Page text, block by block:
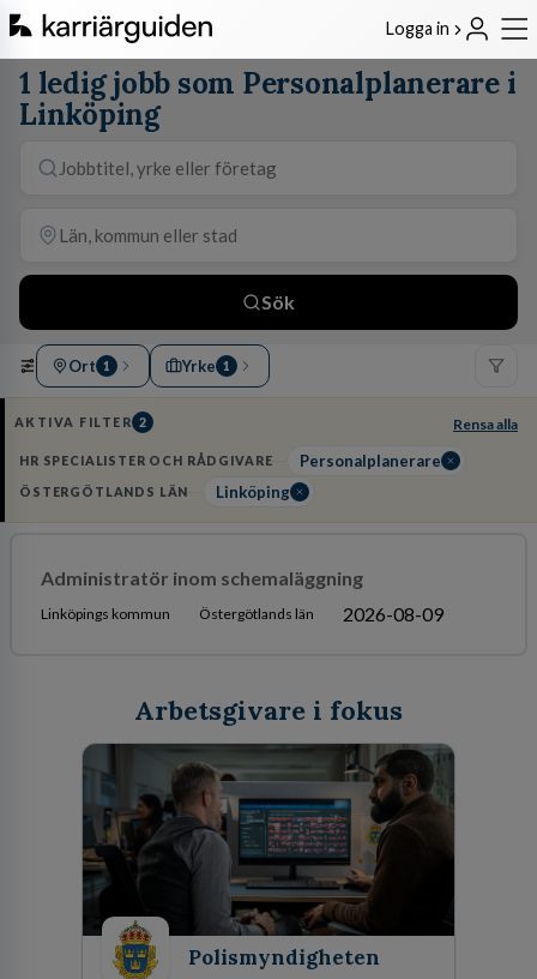
Logga in
1 ledig jobb som Personalplanerare i
Linköping
Sök
Ort 1 Yrke 1
AKTIVA FILTER 2 Rensa alla
HR SPECIALISTER OCH RÅDGIVARE Personalplanerare
ÖSTERGÖTLANDS LÄN Linköping
Administratör inom schemaläggning
Linköpings kommun Östergötlands län 2026-08-09
Arbetsgivare i fokus
Polismyndigheten